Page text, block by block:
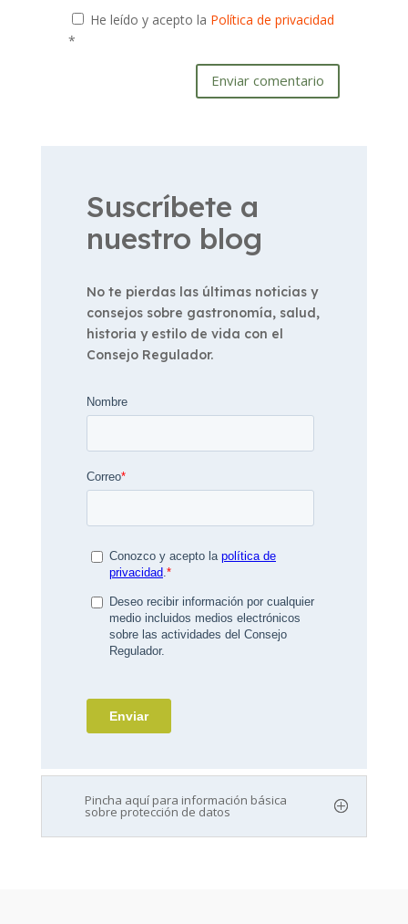
He leído y acepto la Política de privacidad
*
Enviar comentario
Suscríbete a
nuestro blog
No te pierdas las últimas noticias y
consejos sobre gastronomía, salud,
historia y estilo de vida con el
Consejo Regulador.
Pincha aquí para información básica
sobre protección de datos